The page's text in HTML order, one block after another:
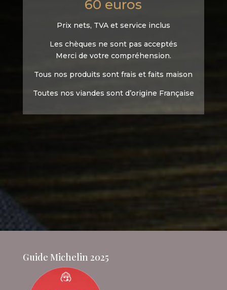
60 euros
Prix nets, TVA et service inclus
Les chèques ne sont pas acceptés
Merci de votre compréhension.
Tous nos produits sont frais et faits maison
Toutes nos viandes sont d’origine Française
Guide Michelin 2025